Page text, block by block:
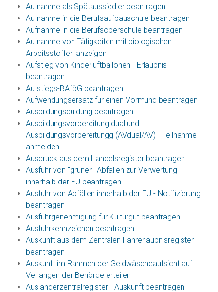
Aufnahme als Spätaussiedler beantragen
Aufnahme in die Berufsaufbauschule beantragen
Aufnahme in die Berufsoberschule beantragen
Aufnahme von Tätigkeiten mit biologischen
Arbeitsstoffen anzeigen
Aufstieg von Kinderluftballonen - Erlaubnis
beantragen
Aufstiegs-BAföG beantragen
Aufwendungsersatz für einen Vormund beantragen
Ausbildungsduldung beantragen
Ausbildungsvorbereitung dual und
Ausbildungsvorbereitungg (AVdual/AV) - Teilnahme
anmelden
Ausdruck aus dem Handelsregister beantragen
Ausfuhr von "grünen" Abfällen zur Verwertung
innerhalb der EU beantragen
Ausfuhr von Abfällen innerhalb der EU - Notifizierung
beantragen
Ausfuhrgenehmigung für Kulturgut beantragen
Ausfuhrkennzeichen beantragen
Auskunft aus dem Zentralen Fahrerlaubnisregister
beantragen
Auskunft im Rahmen der Geldwäscheaufsicht auf
Verlangen der Behörde erteilen
Ausländerzentralregister - Auskunft beantragen